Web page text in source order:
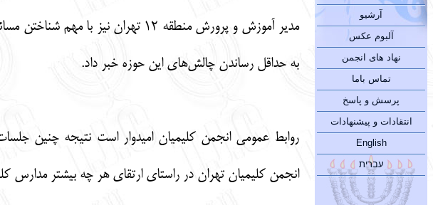
آرشیو
آلبوم عکس
نهاد های انجمن
تماس باما
پرسش و پاسخ
انتقادات و پیشنهادات
English
עברית
مدیر آموزش و پرورش منطقه ۱۲
به حداقل رساندن چالش‌های این حوزه خبر داد.
روابط عمومی انجمن کلیمیان امیدوار است نتیجه چنین
انجمن کلیمیان تهران در راستای ارتقای هر چه بیشتر مدارس